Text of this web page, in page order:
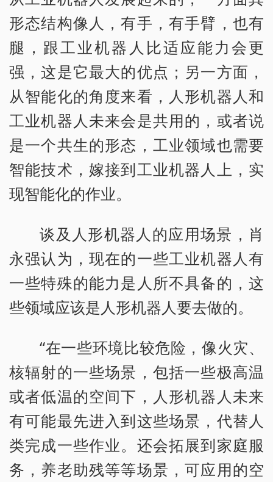
形态结构像人，有手，有手臂，也有
腿，跟工业机器人比适应能力会更
强，这是它最大的优点；另一方面，
从智能化的角度来看，人形机器人和
工业机器人未来会是共用的，或者说
是一个共生的形态，工业领域也需要
智能技术，嫁接到工业机器人上，实
现智能化的作业。
谈及人形机器人的应用场景，肖
永强认为，现在的一些工业机器人有
一些特殊的能力是人所不具备的，这
些领域应该是人形机器人要去做的。
“在一些环境比较危险，像火灾、
核辐射的一些场景，包括一些极高温
或者低温的空间下，人形机器人未来
有可能最先进入到这些场景，代替人
类完成一些作业。还会拓展到家庭服
务，养老助残等等场景，可应用的空